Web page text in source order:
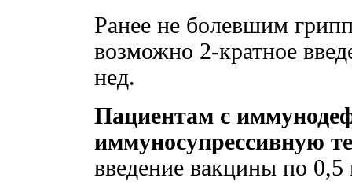
Ранее не болевшим
возможно 2-кратное
нед.
Пациентам с
иммуносупрессивную
введение вакцины по